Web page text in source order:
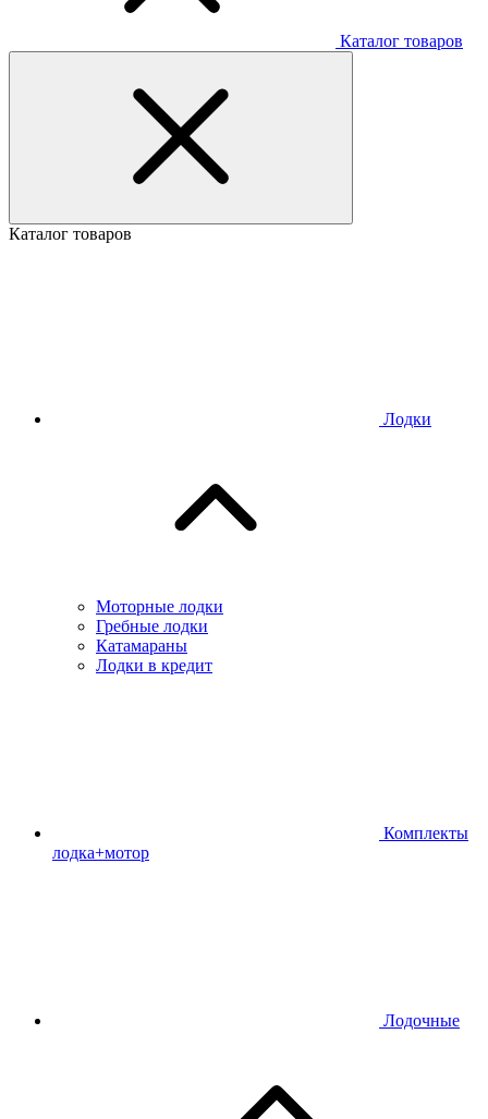
Каталог товаров
Каталог товаров
Лодки
Моторные лодки
Гребные лодки
Катамараны
Лодки в кредит
Комплекты
лодка+мотор
Лодочные